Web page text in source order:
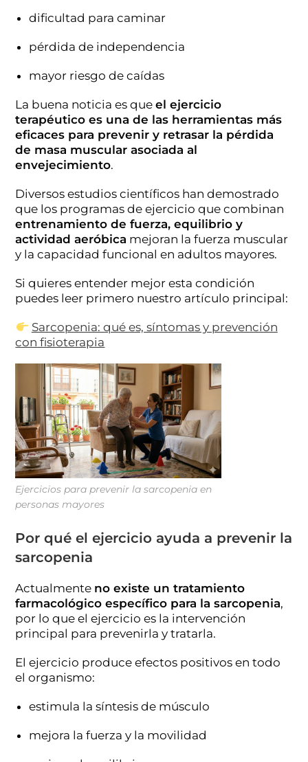
dificultad para caminar
pérdida de independencia
mayor riesgo de caídas
La buena noticia es queel ejercicio
terapéutico es una de las herramientas más
eficaces para prevenir y retrasar la pérdida
de masa muscular asociada al
envejecimiento.
Diversos estudios científicos han demostrado
que los programas de ejercicio que combinan
entrenamiento de fuerza, equilibrio y
actividad aeróbica mejoran la fuerza muscular
y la capacidad funcional en adultos mayores.
Si quieres entender mejor esta condición
puedes leer primero nuestro artículo principal:
Sarcopenia: qué es, síntomas y prevención
con fisioterapia
Ejercicios para prevenir la sarcopenia en
personas mayores
Por qué el ejercicio ayuda a prevenir la
sarcopenia
Actualmente no existe un tratamiento
farmacológico específico para la sarcopenia,
por lo que el ejercicio es la intervención
principal para prevenirla y tratarla.
El ejercicio produce efectos positivos en todo
el organismo:
estimula la síntesis de músculo
mejora la fuerza y la movilidad